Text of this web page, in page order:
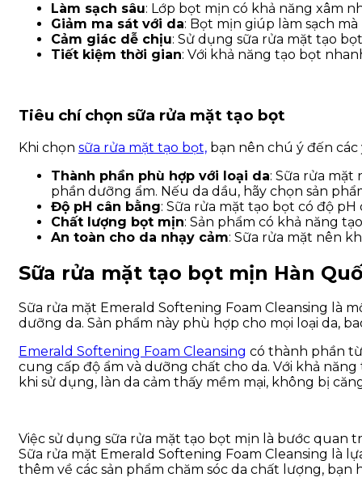
Làm sạch sâu: Lớp bọt mịn có khả năng xâm
Giảm ma sát với da: Bọt mịn giúp làm sạch
Cảm giác dễ chịu: Sử dụng sữa rửa mặt tạo
Tiết kiệm thời gian: Với khả năng tạo bọt
Tiêu chí chọn sữa rửa mặt tạo bọt
Khi chọn sữa rửa mặt tạo bọt, bạn nên chú ý đến các
Thành phần phù hợp với loại da: Sữa rửa mặt
phần dưỡng ẩm. Nếu da dầu, hãy chọn sản
Độ pH cân bằng: Sữa rửa mặt tạo bọt có độ
Chất lượng bọt mịn: Sản phẩm có khả năng
An toàn cho da nhạy cảm: Sữa rửa mặt nên
Sữa rửa mặt tạo bọt mịn Hàn
Sữa rửa mặt Emerald Softening Foam Cleansing là
dưỡng da. Sản phẩm này phù hợp cho mọi loại da,
Emerald Softening Foam Cleansing có thành phần
cung cấp độ ẩm và dưỡng chất cho da. Với khả
khi sử dụng, làn da cảm thấy mềm mại, không bị
Việc sử dụng sữa rửa mặt tạo bọt mịn là bước quan
Sữa rửa mặt Emerald Softening Foam Cleansing là
thêm về các sản phẩm chăm sóc da chất lượng, bạn